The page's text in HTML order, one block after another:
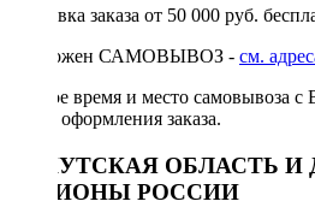
Доставка заказа от 50 000 руб.
Возможен САМОВЫВОЗ - см.
Точное время и место самовывоза с
после оформления заказа.
ИРКУТСКАЯ ОБЛАСТЬ И
РЕГИОНЫ РОССИИ